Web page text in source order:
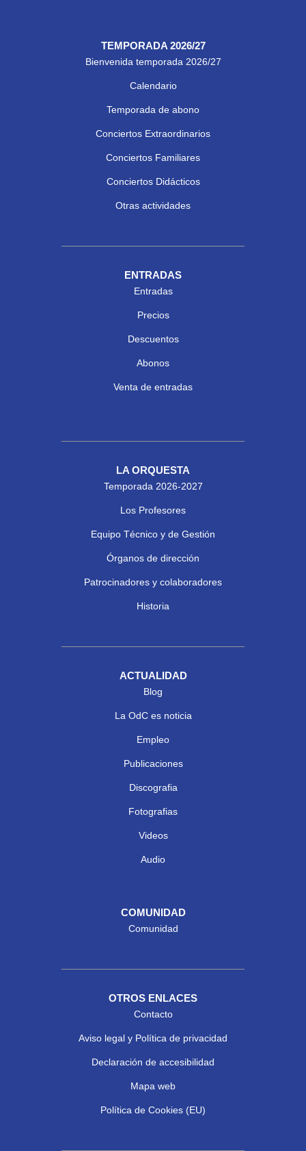
TEMPORADA 2026/27
Bienvenida temporada 2026/27
Calendario
Temporada de abono
Conciertos Extraordinarios
Conciertos Familiares
Conciertos Didácticos
Otras actividades
ENTRADAS
Entradas
Precios
Descuentos
Abonos
Venta de entradas
LA ORQUESTA
Temporada 2026-2027
Los Profesores
Equipo Técnico y de Gestión
Órganos de dirección
Patrocinadores y colaboradores
Historia
ACTUALIDAD
Blog
La OdC es noticia
Empleo
Publicaciones
Discografia
Fotografias
Videos
Audio
COMUNIDAD
Comunidad
OTROS ENLACES
Contacto
Aviso legal y Política de privacidad
Declaración de accesibilidad
Mapa web
Política de Cookies (EU)